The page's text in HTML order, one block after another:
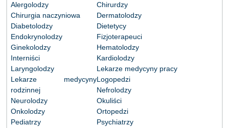
Alergolodzy
Chirurdzy
Chirurgia naczyniowa
Dermatolodzy
Diabetolodzy
Dietetycy
Endokrynolodzy
Fizjoterapeuci
Ginekolodzy
Hematolodzy
Interniści
Kardiolodzy
Laryngolodzy
Lekarze medycyny pracy
Lekarze medycyny
rodzinnej
Logopedzi
Nefrolodzy
Neurolodzy
Okuliści
Onkolodzy
Ortopedzi
Pediatrzy
Psychiatrzy